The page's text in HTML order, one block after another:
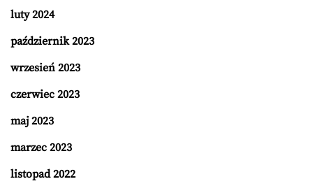
luty 2024
październik 2023
wrzesień 2023
czerwiec 2023
maj 2023
marzec 2023
listopad 2022